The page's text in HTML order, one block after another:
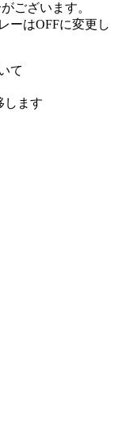
ございます。
ーはOFFに変更し
て
します